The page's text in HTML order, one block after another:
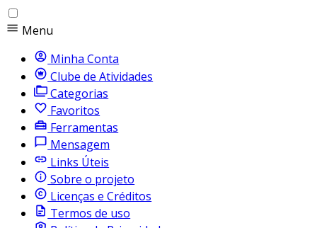
Menu
Minha Conta
Clube de Atividades
Categorias
Favoritos
Ferramentas
Mensagem
Links Úteis
Sobre o projeto
Licenças e Créditos
Termos de uso